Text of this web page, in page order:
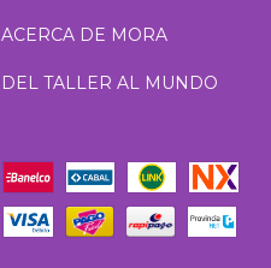
ACERCA DE MORA
DEL TALLER AL MUNDO